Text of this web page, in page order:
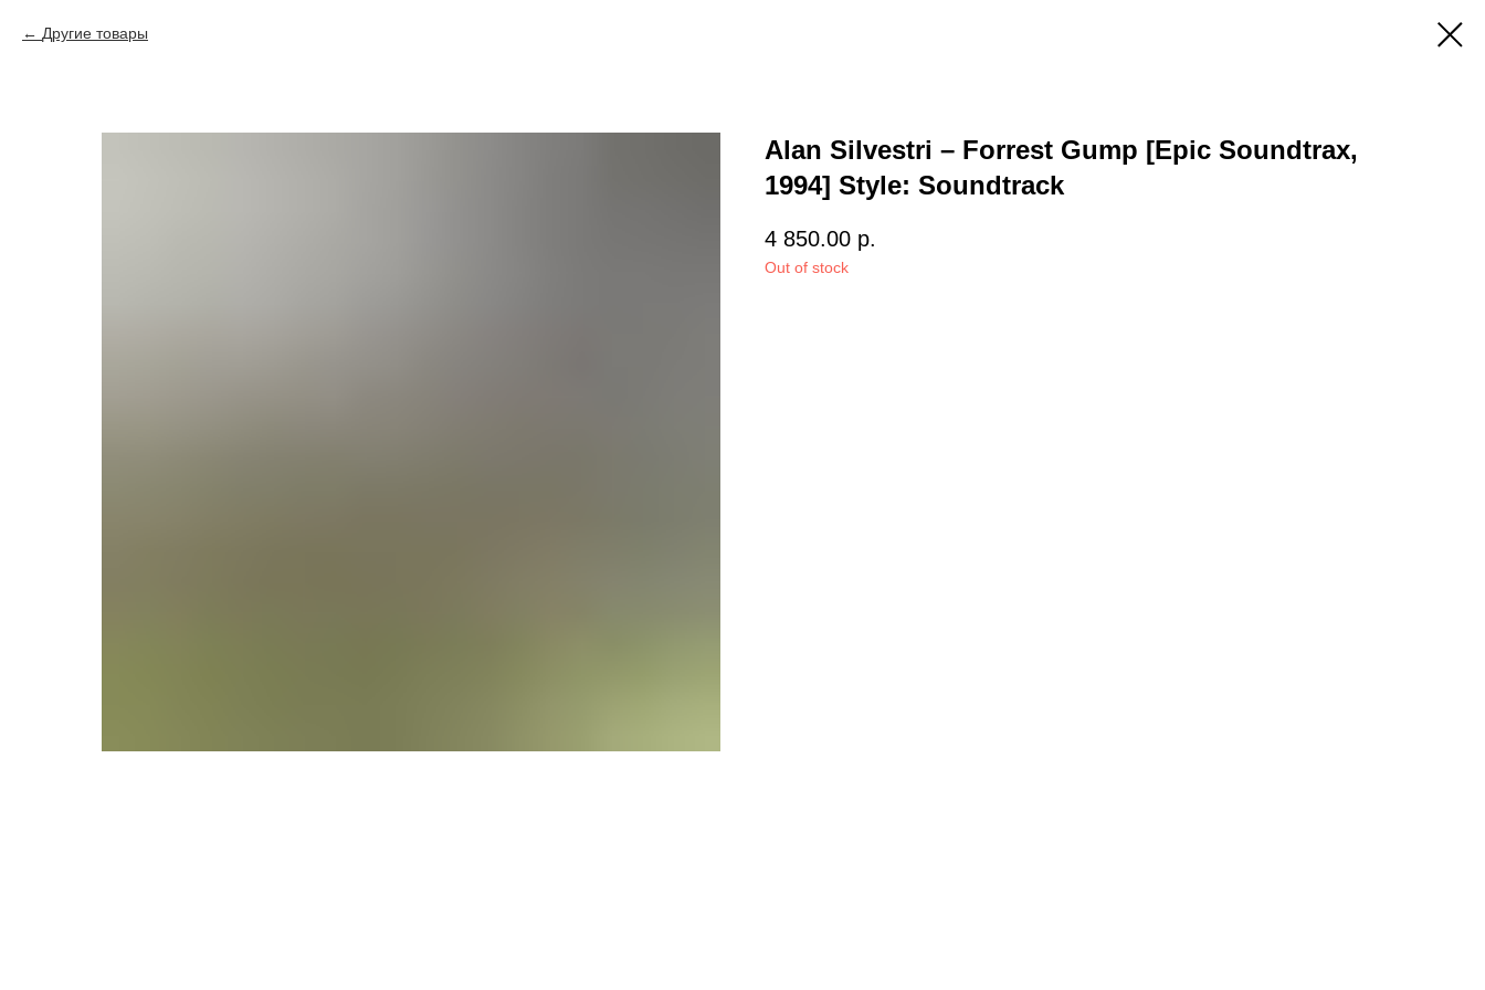
Другие товары
Alan Silvestri – Forrest Gump [Epic Soundtrax,
1994] Style: Soundtrack
4 850.00 р.
Out of stock